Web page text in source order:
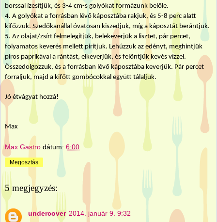
borssal ízesítjük, és 3-4 cm-s golyókat formázunk belőle.
4. A golyókat a forrásban lévő káposztába rakjuk, és 5-8 perc alatt
kifőzzük. Szedőkanállal óvatosan kiszedjük, míg a káposztát berántjuk.
5. Az olajat/zsírt felmelegítjük, belekeverjük a lisztet, pár percet,
folyamatos keverés mellett pirítjuk. Lehúzzuk az edényt, meghintjük
piros paprikával a rántást, elkeverjük, és felöntjük kevés vízzel.
Összedolgozzuk, és a forrásban lévő káposztába keverjük. Pár percet
forraljuk, majd a kifőtt gombócokkal együtt tálaljuk.
Jó étvágyat hozzá!
Max
Max Gastro dátum: 6:00
Megosztás
5 megjegyzés:
undercover 2014. január 9. 9:32